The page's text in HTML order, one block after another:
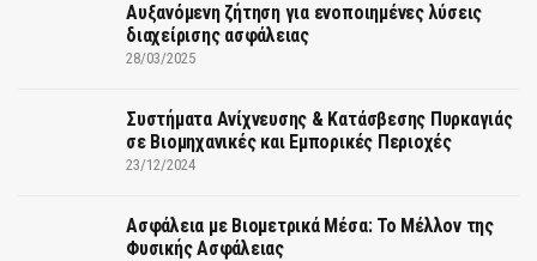
Αυξανόμενη ζήτηση για ενοποιημένες λύσεις
διαχείρισης ασφάλειας
28/03/2025
Συστήματα Ανίχνευσης & Κατάσβεσης Πυρκαγιάς
σε Βιομηχανικές και Εμπορικές Περιοχές
23/12/2024
Ασφάλεια με Βιομετρικά Μέσα: Το Μέλλον της
Φυσικής Ασφάλειας